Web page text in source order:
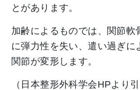
とがあります。
加齢によるものでは、関節軟
に弾力性を失い、遣い過ぎに
関節が変形します。
（日本整形外科学会HPより引